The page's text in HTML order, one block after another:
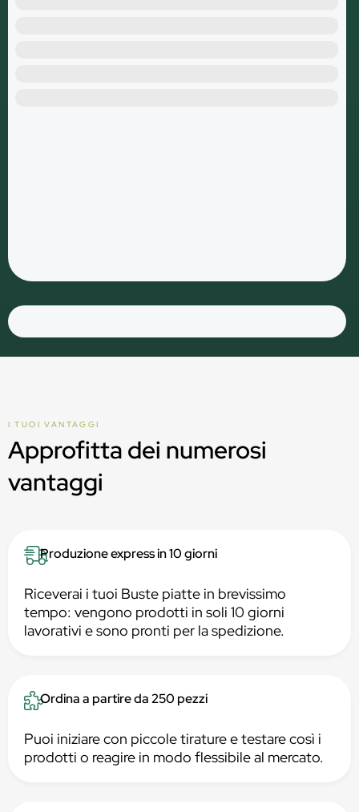
I TUOI VANTAGGI
Approfitta dei numerosi
vantaggi
Produzione express in 10 giorni
Riceverai i tuoi Buste piatte in brevissimo
tempo: vengono prodotti in soli 10 giorni
lavorativi e sono pronti per la spedizione.
Ordina a partire da 250 pezzi
Puoi iniziare con piccole tirature e testare così i
prodotti o reagire in modo flessibile al mercato.